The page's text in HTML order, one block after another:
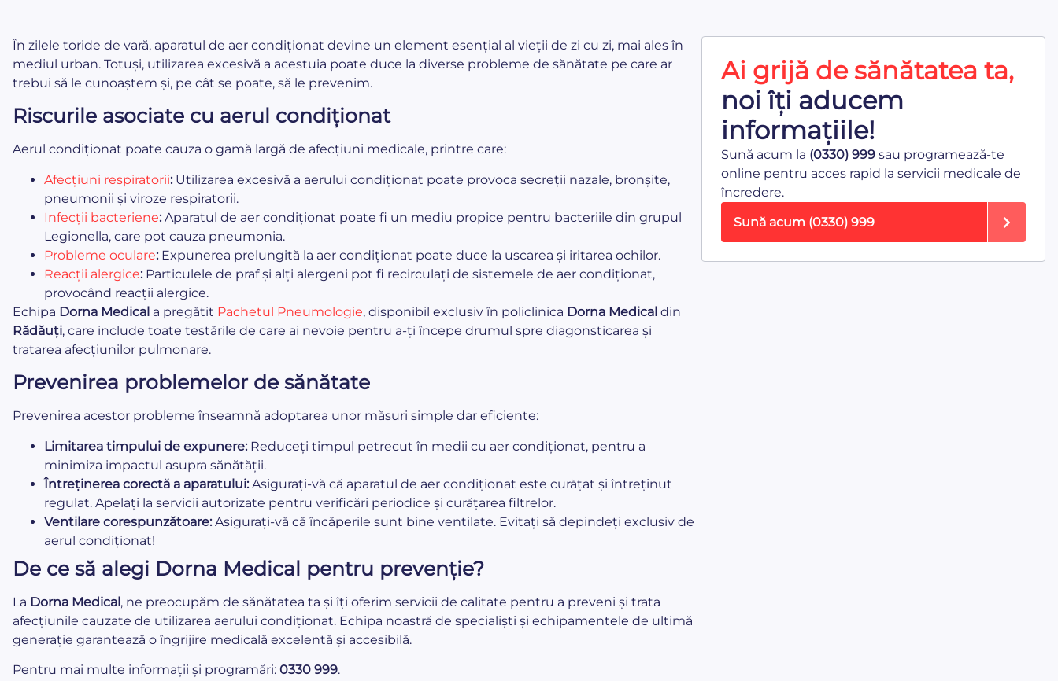
În zilele toride de vară, aparatul de aer condiționat devine un element esențial al vieții de zi cu zi, mai ales în
mediul urban. Totuși, utilizarea excesivă a acestuia poate duce la diverse probleme de sănătate pe care ar
trebui să le cunoaștem și, pe cât se poate, să le prevenim.
Riscurile asociate cu aerul condiționat
Aerul condiționat poate cauza o gamă largă de afecțiuni medicale, printre care:
Afecțiuni respiratorii:Utilizarea excesivă a aerului condiționat poate provoca secreții nazale, bronșite,
pneumonii și viroze respiratorii.
Infecții bacteriene:Aparatul de aer condiționat poate fi un mediu propice pentru bacteriile din grupul
Legionella, care pot cauza pneumonia.
Probleme oculare:Expunerea prelungită la aer condiționat poate duce la uscarea și iritarea ochilor.
Reacții alergice:Particulele de praf și alți alergeni pot fi recirculați de sistemele de aer condiționat,
provocând reacții alergice.
Echipa Dorna Medical a pregătit Pachetul Pneumologie, disponibil exclusiv în policlinica Dorna Medical din
Rădăuți, care include toate testările de care ai nevoie pentru a-ți începe drumul spre diagonsticarea și
tratarea afecțiunilor pulmonare.
Prevenirea problemelor de sănătate
Prevenirea acestor probleme înseamnă adoptarea unor măsuri simple dar eficiente:
Limitarea timpului de expunere:Reduceți timpul petrecut în medii cu aer condiționat, pentru a
minimiza impactul asupra sănătății.
Întreținerea corectă a aparatului:Asigurați-vă că aparatul de aer condiționat este curățat și întreținut
regulat. Apelați la servicii autorizate pentru verificări periodice și curățarea filtrelor.
Ventilare corespunzătoare:Asigurați-vă că încăperile sunt bine ventilate. Evitați să depindeți exclusiv de
aerul condiționat!
De ce să alegi Dorna Medical pentru prevenție?
La Dorna Medical, ne preocupăm de sănătatea ta și îți oferim servicii de calitate pentru a preveni și trata
afecțiunile cauzate de utilizarea aerului condiționat. Echipa noastră de specialiști și echipamentele de ultimă
generație garantează o îngrijire medicală excelentă și accesibilă.
Pentru mai multe informații și programări: 0330 999.
Ai grijă de sănătatea ta,
noi îți aducem
informațiile!
Sună acum la (0330) 999sau programează-te
online pentru acces rapid la servicii medicale de
încredere.
Sună acum (0330) 999